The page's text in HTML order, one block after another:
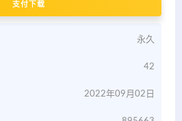
支付下载
永久
42
2022年09月02日